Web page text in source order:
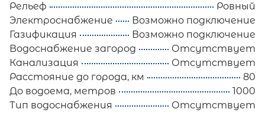
Рельеф
Ровный
Электроснабжение
Возможно подключение
Газификация
Возможно подключение
Водоснабжение загород
Отсутствует
Канализация
Отсутствует
Расстояние до города, км
80
До водоема, метров
1000
Тип водоснабжения
Отсутствует